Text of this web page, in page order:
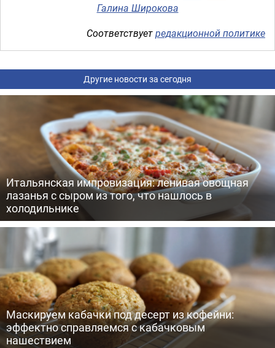
Галина Широкова
Соответствуетредакционной политике
Другие новости за сегодня
Итальянская импровизация: ленивая овощная
лазанья с сыром из того, что нашлось в
холодильнике
Маскируем кабачки под десерт из кофейни:
эффектно справляемся с кабачковым
нашествием